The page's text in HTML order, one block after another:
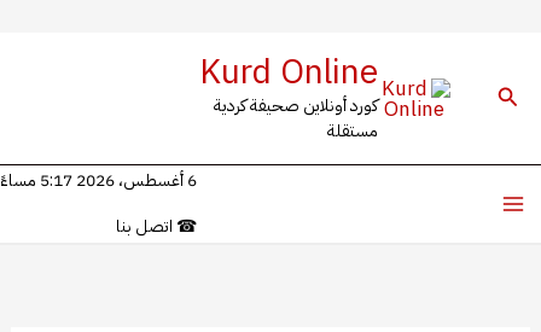
Kurd Online
كورد أونلاين صحيفة كردية
مستقلة
اتصل بنا